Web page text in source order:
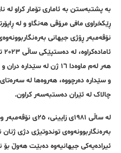
بە پشتبەستن بە ئاماری تۆمار کراو لە
نۆڤەمبەر ڕۆژی جیهانی
چالاک لە ئێران دەستبەسەر کراون.
لە ساڵی ١٩٨١ی
بەرەنگاربوونەوەی توندوتیژی دژی ژنان
ئیرادەیەکی جیهانیەوە دەبێت هەوڵ